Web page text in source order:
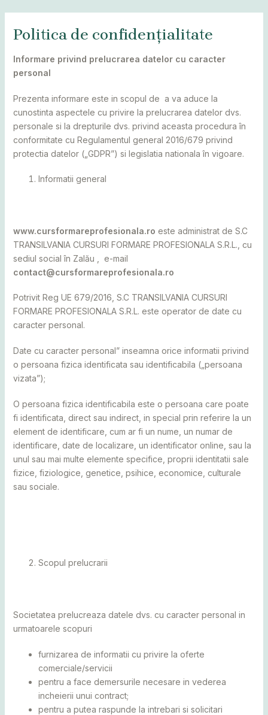
contentPolitica de confidențialitate
Informare privind prelucrarea datelor cu caracter
personal
Prezenta informare este in scopul de a va aduce la
cunostinta aspectele cu privire la prelucrarea datelor dvs.
personale si la drepturile dvs. privind aceasta procedura în
conformitate cu Regulamentul general 2016/679 privind
protectia datelor („GDPR”) si legislatia nationala în vigoare.
Informatii general
www.cursformareprofesionala.ro este administrat de S.C
TRANSILVANIA CURSURI FORMARE PROFESIONALA S.R.L., cu
sediul social în Zalău , e-mail
contact@cursformareprofesionala.ro
Potrivit Reg UE 679/2016, S.C TRANSILVANIA CURSURI
FORMARE PROFESIONALA S.R.L. este operator de date cu
caracter personal.
Date cu caracter personal” inseamna orice informatii privind
o persoana fizica identificata sau identificabila („persoana
vizata”);
O persoana fizica identificabila este o persoana care poate
fi identificata, direct sau indirect, in special prin referire la un
element de identificare, cum ar fi un nume, un numar de
identificare, date de localizare, un identificator online, sau la
unul sau mai multe elemente specifice, proprii identitatii sale
fizice, fiziologice, genetice, psihice, economice, culturale
sau sociale.
Scopul prelucrarii
Societatea prelucreaza datele dvs. cu caracter personal in
urmatoarele scopuri
furnizarea de informatii cu privire la oferte
comerciale/servicii
pentru a face demersurile necesare in vederea
incheierii unui contract;
pentru a putea raspunde la intrebari si solicitari